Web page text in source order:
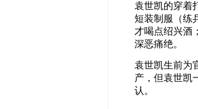
袁世凯的穿着
短装制服（练
才喝点绍兴酒
深恶痛绝。
袁世凯生前为
产，但袁世凯
认。